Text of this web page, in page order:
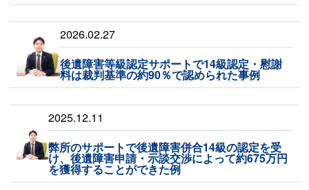
2026.02.27
後遺障害等級認定サポートで14級認定・慰謝
料は裁判基準の約90％で認められた事例
2025.12.11
弊所のサポートで後遺障害併合14級の認定を受
け、後遺障害申請・示談交渉によって約675万円
を獲得することができた例